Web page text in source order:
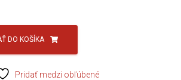
DO KOŠÍKA
Pridať medzi obľúbené